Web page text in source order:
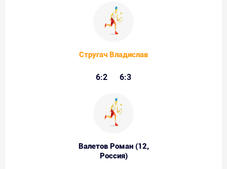
Стругач Владислав
6:2 6:3
Валетов Роман (12,
Россия)